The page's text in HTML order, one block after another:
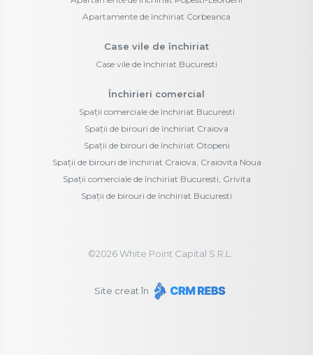
Apartamente de închiriat Corbeanca
Case vile de închiriat
Case vile de închiriat Bucuresti
Închirieri comercial
Spații comerciale de închiriat Bucuresti
Spații de birouri de închiriat Craiova
Spații de birouri de închiriat Otopeni
Spații de birouri de închiriat Craiova, Craiovita Noua
Spații comerciale de închiriat Bucuresti, Grivita
Spații de birouri de închiriat Bucuresti
©2026White Point Capital S.R.L.
Site creat în